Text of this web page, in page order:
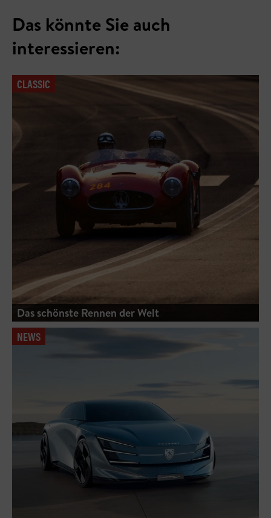
Das könnte Sie auch
interessieren:
CLASSIC
Das schönste Rennen der Welt
NEWS